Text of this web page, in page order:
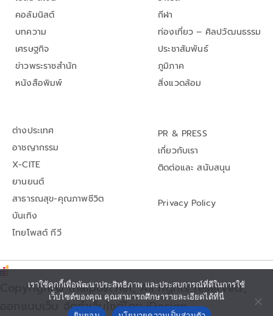
คอลัมนิสต์
บทความ
เศรษฐกิจ
ข่าวพระราชสำนัก
หนังสือพิมพ์
กีฬา
ท่องเที่ยว – ศิลปวัฒนธรรม
ประชาสัมพันธ์
ภูมิภาค
สิ่งแวดล้อม
ต่างประเทศ
อาชญากรรม
X-CITE
ยานยนต์
สาธารณสุข-คุณภาพชีวิต
บันเทิง
ไทยโพสต์ ทีวี
PR & PRESS
เกี่ยวกับเรา
ติดต่อและ สนับสนุน
Privacy Policy
Copyright© thaipost.net, All rights reserved.,
ออกแบบเว็บ จัดทำเว็บไซต์โดย iDesign
เราใช้คุกกี้เพื่อพัฒนาประสิทธิภาพ และประสบการณ์ที่ดีในการใช้
เว็บไซต์ของคุณ คุณสามารถศึกษารายละเอียดได้ที่นี่